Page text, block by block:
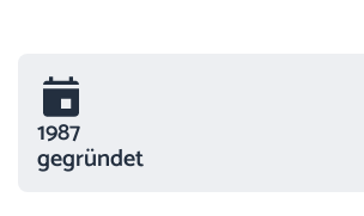
1987
gegründet